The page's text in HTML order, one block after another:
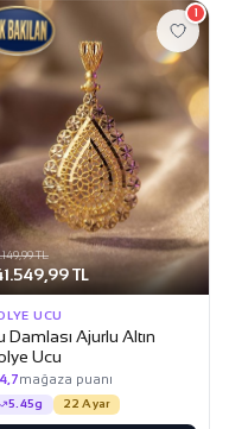
TL
TL
1
UCU
Damlası Ajurlu Altın
Ucu
4,7mağaza puanı
5.45g 22 Ayar